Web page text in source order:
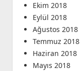
Ekim 2018
Eylül 2018
Ağustos 2018
Temmuz 2018
Haziran 2018
Mayıs 2018